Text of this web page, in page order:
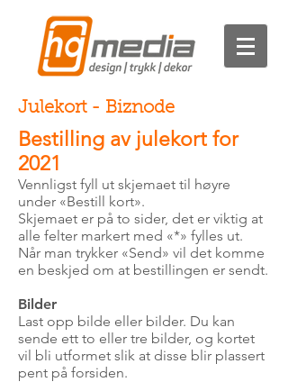
Julekort - Biznode
Bestilling av julekort for
2021
Vennligst fyll ut skjemaet til høyre
under «Bestill kort».
Skjemaet er på to sider, det er viktig at
alle felter markert med «*» fylles ut.
Når man trykker «Send» vil det komme
en beskjed om at bestillingen er sendt.
Bilder
Last opp bilde eller bilder. Du kan
sende ett to eller tre bilder, og kortet
vil bli utformet slik at disse blir plassert
pent på forsiden.